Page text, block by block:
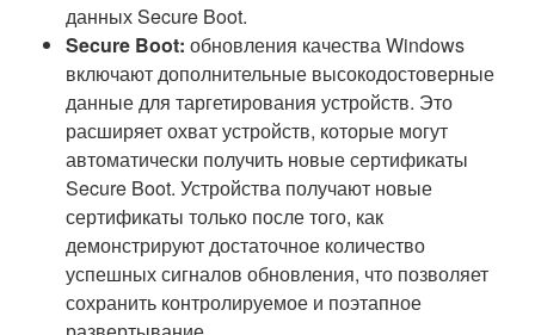
данных Secure Boot.
Secure Boot: обновления качества Windows
включают дополнительные высокодостоверные
данные для таргетирования устройств. Это
расширяет охват устройств, которые могут
автоматически получить новые сертификаты
Secure Boot. Устройства получают новые
сертификаты только после того, как
демонстрируют достаточное количество
успешных сигналов обновления, что позволяет
сохранить контролируемое и поэтапное